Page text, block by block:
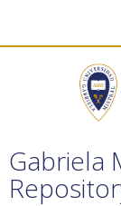
Gabriela